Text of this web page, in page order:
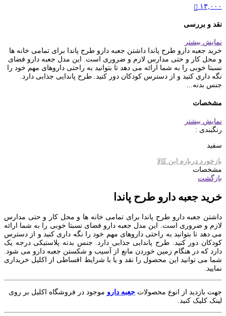
۱۳,۰۰۰
نقد و بررسی
نمایش بیشتر
خرید جعبه دارو طرح پاندا داشتن جعبه دارو طرح پاندا برای تمامی خانه ها
و محل کار و حتی مدارس لازم و ضروری است. این مدل جعبه دارو فضای
نسبتا خوبی را به شما ارائه می دهد تا بتوانید به راحتی داروهای مهم خود را
نگه داری کنید و از دسترس کودکان دور کنید. طرح پاندایی جذابی دارد.
جنس بدنه...
مشخصات
نمایش بیشتر
رنگبندی :
سفید
بازخورد درباره این کالا
مشخصات
بازگشت
خرید جعبه دارو طرح پاندا
داشتن جعبه دارو طرح پاندا برای تمامی خانه ها و محل کار و حتی مدارس
لازم و ضروری است. این مدل جعبه دارو فضای نسبتا خوبی را به شما ارائه
می دهد تا بتوانید به راحتی داروهای مهم خود را نگه داری کنید و از دسترس
کودکان دور کنید. طرح پاندایی جذابی دارد. جنس بدنه پلاستیکی درجه یک
دارد که در هنگام زمین خوردن مانع از آسیب و شکستن جعبه دارو می شود.
شما می توانید این محصول را نقد و یا با شرایط اقساطی از اکلیل خریداری
نمایید.
جهت بازدید از انوع محصولات جعبه دارو موجود در فروشگاه اکلیل بر روی
لینک کلیک کنید.